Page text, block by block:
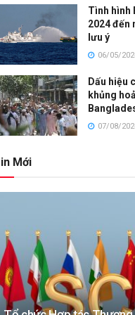
Tình hình
2024 đến
lưu ý
06/05/
Dấu hiệu
khủng
07/08/
Mới